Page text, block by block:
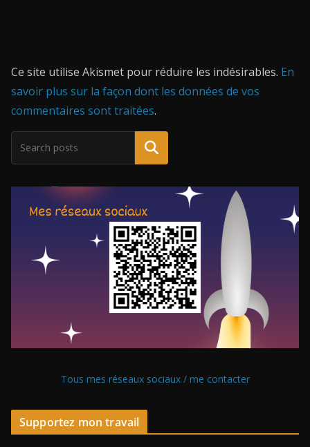
Ce site utilise Akismet pour réduire les indésirables. En
savoir plus sur la façon dont les données de vos
commentaires sont traitées.
Tous mes réseaux sociaux / me contacter
Supportez mon travail